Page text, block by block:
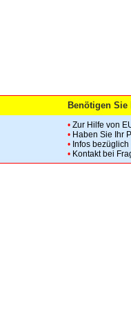
Benötigen Sie
• Zur Hilfe von
• Haben Sie Ihr
• Infos
• Kontakt bei